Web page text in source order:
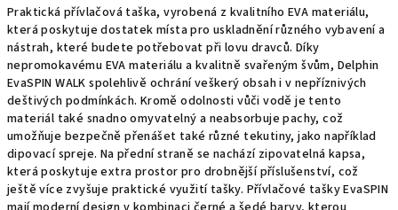
Praktická přívlačová taška, vyrobená z kvalitního EVA materiálu,
která poskytuje dostatek místa pro uskladnění různého vybavení a
nástrah, které budete potřebovat při lovu dravců. Díky
nepromokavému EVA materiálu a kvalitně svařeným švům, Delphin
EvaSPIN WALK spolehlivě ochrání veškerý obsah i v nepříznivých
deštivých podmínkách. Kromě odolnosti vůči vodě je tento
materiál také snadno omyvatelný a neabsorbuje pachy, což
umožňuje bezpečně přenášet také různé tekutiny, jako například
dipovací spreje. Na přední straně se nachází zipovatelná kapsa,
která poskytuje extra prostor pro drobnější příslušenství, což
ještě více zvyšuje praktické využití tašky. Přívlačové tašky EvaSPIN